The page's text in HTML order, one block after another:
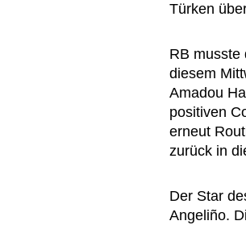
Türken
RB musste
diesem
Amadou
positiven
erneut
zurück in
Der Star
Angeliño.